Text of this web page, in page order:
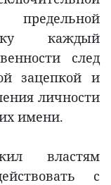
каждый
след
зацепкой и
личности
имени.
властям
с